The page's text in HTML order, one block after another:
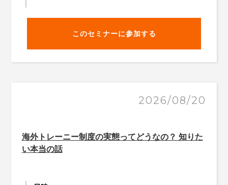
このセミナーに参加する
2026/08/20
海外トレーニー制度の実態ってどうなの？ 知りた
い本当の話